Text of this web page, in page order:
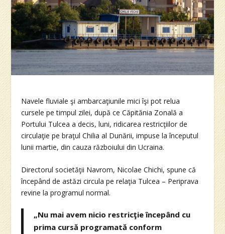
Navele fluviale şi ambarcaţiunile mici îşi pot relua
cursele pe timpul zilei, după ce Căpitănia Zonală a
Portului Tulcea a decis, luni, ridicarea restricţiilor de
circulaţie pe braţul Chilia al Dunării, impuse la începutul
lunii martie, din cauza războiului din Ucraina.
Directorul societăţii Navrom, Nicolae Chichi, spune că
începând de astăzi circula pe relaţia Tulcea – Periprava
revine la programul normal.
„Nu mai avem nicio restricţie începând cu
prima cursă programată conform